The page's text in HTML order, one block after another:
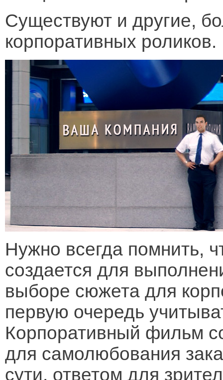
Существуют и другие,
корпоративных роликов.
Нужно всегда помнить,
создается для
выборе сюжета для
первую очередь
Корпоративный фильм
для самолюбования
сути, ответом для